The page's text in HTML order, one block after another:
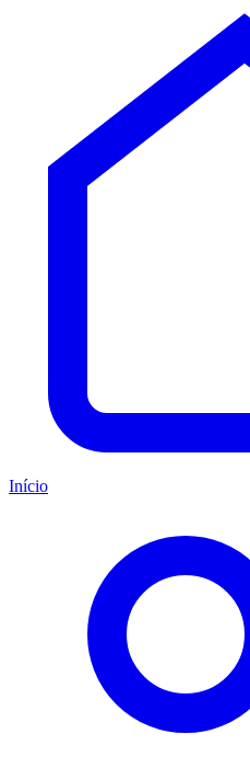
Início